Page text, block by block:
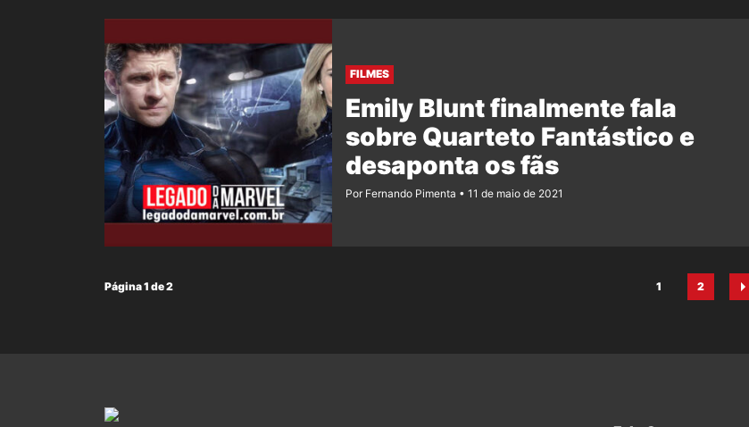
FILMES
Emily Blunt finalmente fala
sobre Quarteto Fantástico e
desaponta os fãs
Por Fernando Pimenta 11 de maio de 2021
Página 1 de 2
Página
1
Página
2